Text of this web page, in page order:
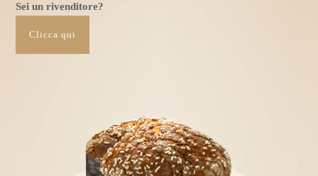
Sei un rivenditore?
Clicca qui